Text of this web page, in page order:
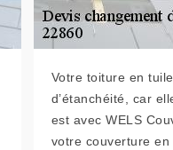
Votre toiture en
d’étanchéité, car
est avec WELS
votre couverture